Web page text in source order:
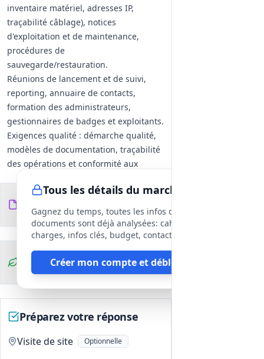
inventaire matériel, adresses IP,
traçabilité câblage), notices
d'exploitation et de maintenance,
procédures de
sauvegarde/restauration.
Réunions de lancement et de suivi,
reporting, annuaire de contacts,
formation des administrateurs,
gestionnaires de badges et exploitants.
Exigences qualité : démarche qualité,
modèles de documentation, traçabilité
des opérations et conformité aux
Extensions et intégrations (P2)
Intégration et extension des systèmes
existants, tests de non-régression,
mise à jour du DOE et des procédures
d'exploitation, adaptations au
périmètre existant.
Démontage / dépôt (P3)
Dépose sécurisée des équipements,
des déchets, suppression contrôlée
des données sensibles, remise en état
des lieux.
Tous les détails du marché
Gagnez du temps, toutes les infos des
documents sont déjà analysées: cahier des
charges, infos clés, budget, contact, etc
Créer mon compte et débloquer
Documents du
DCE
fichiers
Clauses
environnementales
Préparez votre réponse
Visite de site Optionnelle